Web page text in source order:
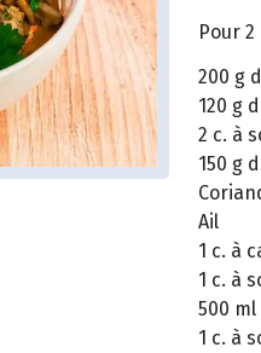
Pour
200 g
120 g
2 c. à
150 g
Ail
1 c. à
1 c. à
500 ml
1 c. à